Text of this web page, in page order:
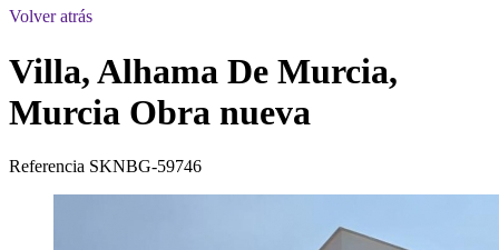
Volver atrás
Villa, Alhama De Murcia,
Murcia Obra nueva
Referencia SKNBG-59746